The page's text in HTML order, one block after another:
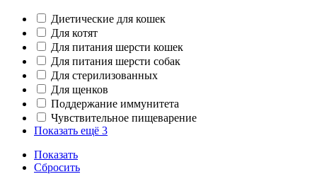
Диетические для кошек
Для котят
Для питания шерсти кошек
Для питания шерсти собак
Для стерилизованных
Для щенков
Поддержание иммунитета
Чувствительное пищеварение
Показать ещё 3
Показать
Сбросить